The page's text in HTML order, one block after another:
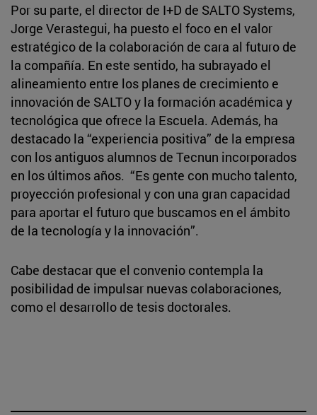
Por su parte, el director de I+D de SALTO Systems,
Jorge Verastegui, ha puesto el foco en el valor
estratégico de la colaboración de cara al futuro de
la compañía. En este sentido, ha subrayado el
alineamiento entre los planes de crecimiento e
innovación de SALTO y la formación académica y
tecnológica que ofrece la Escuela. Además, ha
destacado la “experiencia positiva” de la empresa
con los antiguos alumnos de Tecnun incorporados
en los últimos años. “Es gente con mucho talento,
proyección profesional y con una gran capacidad
para aportar el futuro que buscamos en el ámbito
de la tecnología y la innovación”.
Cabe destacar que el convenio contempla la
posibilidad de impulsar nuevas colaboraciones,
como el desarrollo de tesis doctorales.